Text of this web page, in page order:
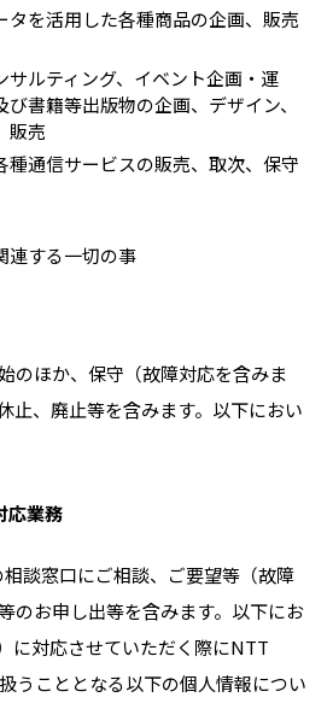
タを活用した各種商品の企画、販売
サルティング、イベント企画・運
書籍等出版物の企画、デザイン、
販売
種通信サービスの販売、取次、保守
連する一切の事
のほか、保守（故障対応を含みま
止、廃止等を含みます。以下におい
応業務
談窓口にご相談、ご要望等（故障
のお申し出等を含みます。以下にお
に対応させていただく際にNTT
うこととなる以下の個人情報につい